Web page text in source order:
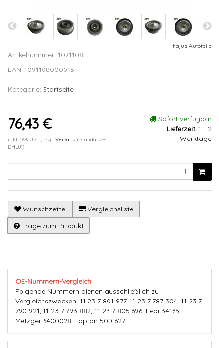
hajus Autoteile
Artikelnummer: 1091108
EAN: 1091108000015
Kategorie: Startseite
76,43 €
inkl. 19% USt. , zzgl. Versand (Standard--
DHL01)
Sofort verfügbar
Lieferzeit: 1 - 2
Werktage
Wunschzettel
Vergleichsliste
Frage zum Produkt
OE-Nummern-Vergleich
Folgende Nummern dienen ausschließlich zu
Vergleichszwecken: 11 23 7 801 977, 11 23 7 787 304, 11 23 7
790 921, 11 23 7 793 882, 11 23 7 805 696, Febi 34165,
Metzger 6400028, Topran 500 627